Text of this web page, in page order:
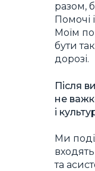
разом,
Помочі
Моїм
бути
дорозі.
Після
не
і
Ми
та